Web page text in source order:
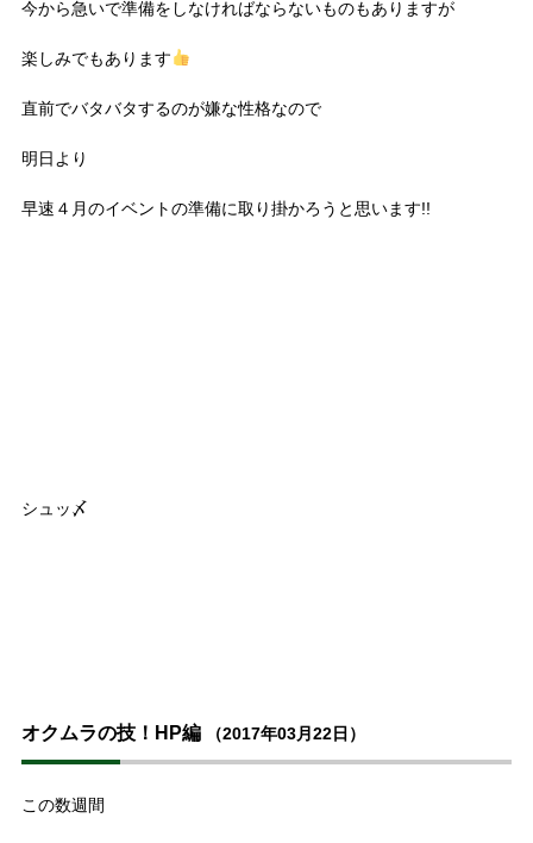
今から急いで準備をしなければならないものもありますが
楽しみでもあります
直前でバタバタするのが嫌な性格なので
明日より
早速４月のイベントの準備に取り掛かろうと思います!!
シュッ〆
オクムラの技！HP編 （2017年03月22日）
この数週間